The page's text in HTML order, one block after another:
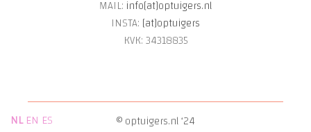
MAIL: info[at]optuigers.nl
INSTA: [at]optuigers
KVK: 34318835
© optuigers.nl ‘24
NL EN ES